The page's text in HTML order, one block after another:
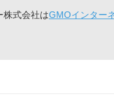
株式会社はGMOインター